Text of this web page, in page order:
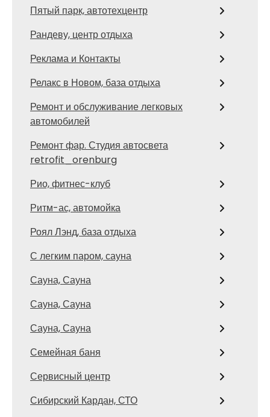
Пятый парк, автотехцентр
Рандеву, центр отдыха
Реклама и Контакты
Релакс в Новом, база отдыха
Ремонт и обслуживание легковых
автомобилей
Ремонт фар. Студия автосвета
retrofit_orenburg
Рио, фитнес-клуб
Ритм-ас, автомойка
Роял Лэнд, база отдыха
С легким паром, сауна
Сауна, Сауна
Сауна, Сауна
Сауна, Сауна
Семейная баня
Сервисный центр
Сибирский Кардан, СТО